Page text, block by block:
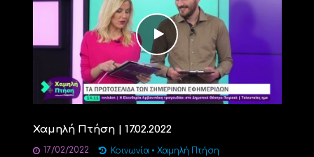
Χαμηλή Πτήση | 17.02.2022
17/02/2022 Κοινωνία • Χαμηλή Πτήση